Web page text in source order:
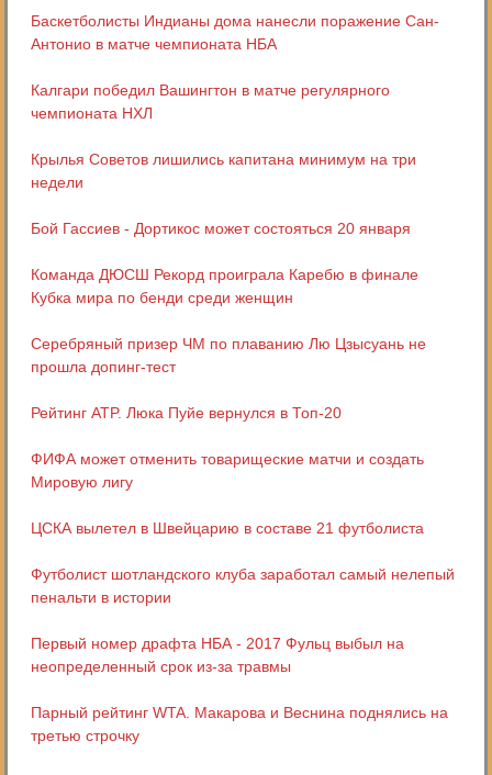
Баскетболисты Индианы дома нанесли поражение Сан-
Антонио в матче чемпионата НБА
Калгари победил Вашингтон в матче регулярного
чемпионата НХЛ
Крылья Советов лишились капитана минимум на три
недели
Бой Гассиев - Дортикос может состояться 20 января
Команда ДЮСШ Рекорд проиграла Каребю в финале
Кубка мира по бенди среди женщин
Серебряный призер ЧМ по плаванию Лю Цзысуань не
прошла допинг-тест
Рейтинг ATP. Люка Пуйе вернулся в Топ-20
ФИФА может отменить товарищеские матчи и создать
Мировую лигу
ЦСКА вылетел в Швейцарию в составе 21 футболиста
Футболист шотландского клуба заработал самый нелепый
пенальти в истории
Первый номер драфта НБА - 2017 Фульц выбыл на
неопределенный срок из-за травмы
Парный рейтинг WTA. Макарова и Веснина поднялись на
третью строчку